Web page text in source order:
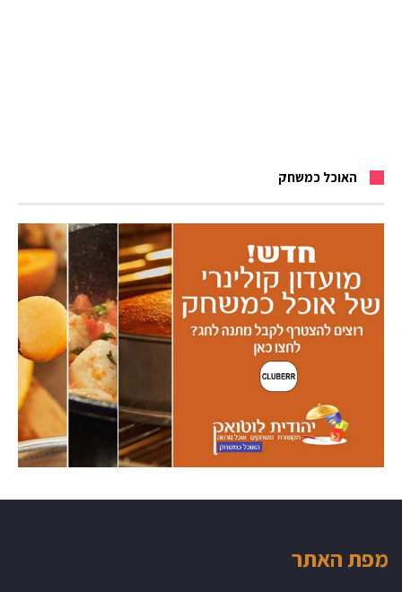
האוכל כמשחק
מפת האתר